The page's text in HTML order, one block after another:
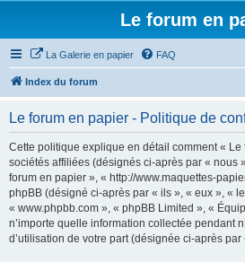
Le forum en
La Galerie en papier FAQ
Index du forum
Le forum en papier - Politique de
Cette politique explique en détail comment « Le
sociétés affiliées (désignés ci-après par « nous
forum en papier », « http://www.maquettes-
phpBB (désigné ci-après par « ils », « eux », «
« www.phpbb.com », « phpBB Limited », «
n’importe quelle information collectée pendant
d’utilisation de votre part (désignée ci-après